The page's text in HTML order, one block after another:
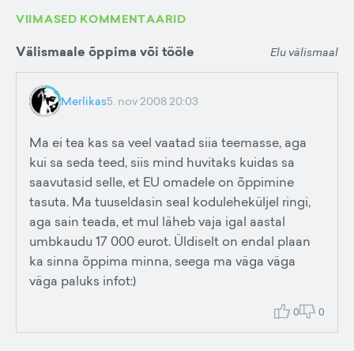
VIIMASED KOMMENTAARID
Välismaale õppima või tööle Elu välismaal
Merlikas5. nov 2008 20:03
Ma ei tea kas sa veel vaatad siia teemasse, aga
kui sa seda teed, siis mind huvitaks kuidas sa
saavutasid selle, et EU omadele on õppimine
tasuta. Ma tuuseldasin seal koduleheküljel ringi,
aga sain teada, et mul läheb vaja igal aastal
umbkaudu 17 000 eurot. Üldiselt on endal plaan
ka sinna õppima minna, seega ma väga väga
väga paluks infot:)
0 0